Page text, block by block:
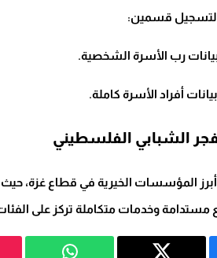
قسمين:
الشبابي الفلسطيني
المؤسسات الخيرية في قطاع غزة،
وخدمات متكاملة تركز على